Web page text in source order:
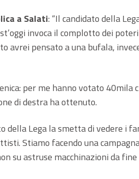
a Salati: “Il candidato della
invoca il complotto dei
avrei pensato a una bufala,
per me hanno votato 40mila
di destra ha ottenuto.
della Lega la smetta di vedere i
Stiamo facendo una
su astruse macchinazioni da fine